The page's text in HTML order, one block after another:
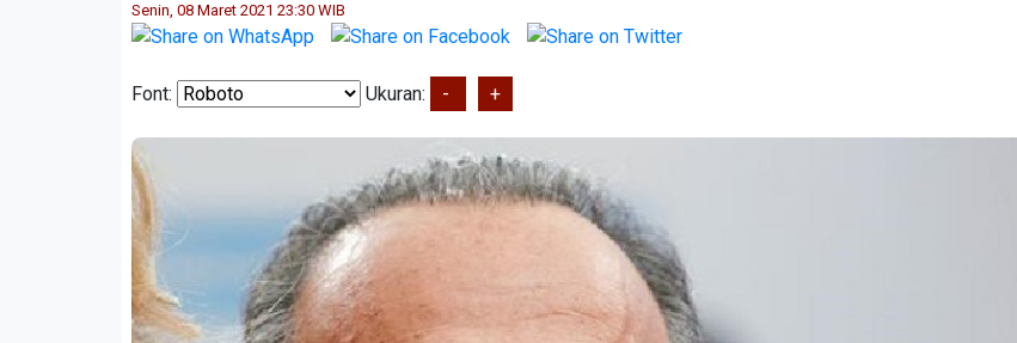
Senin, 08 Maret 2021 23:30 WIB
Font: Ukuran: - +